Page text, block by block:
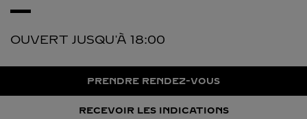
OUVERT JUSQU'À 18:00
PRENDRE RENDEZ-VOUS
RECEVOIR LES INDICATIONS